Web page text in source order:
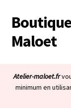
Aller
à
la
Aller
au
contenu
Maloet
Boutique
Atelier-maloet.fr
minimum en